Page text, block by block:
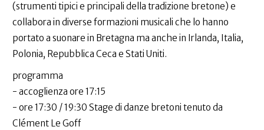
(strumenti tipici e principali della tradizione bretone) e
collabora in diverse formazioni musicali che lo hanno
portato a suonare in Bretagna ma anche in Irlanda, Italia,
Polonia, Repubblica Ceca e Stati Uniti.
programma
- accoglienza ore 17:15
- ore 17:30 / 19:30 Stage di danze bretoni tenuto da
Clément Le Goff